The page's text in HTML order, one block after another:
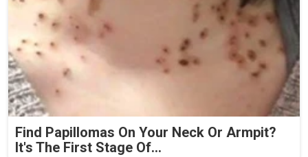
Find Papillomas On Your Neck Or Armpit?
It's The First Stage Of...